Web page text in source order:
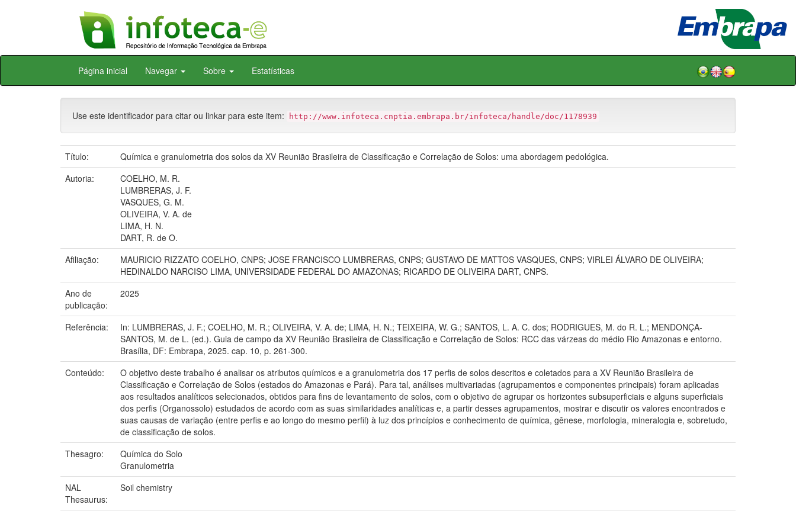
Skip
Página inicial Navegar Sobre Estatísticas
Use este identificador para citar ou linkar para este item: http://www.infoteca.cnptia.embrapa.br/infoteca/handle/doc/1178939
Título:
Química e granulometria dos solos da XV Reunião Brasileira de Classificação e Correlação de Solos: uma abordagem pedológica.
Autoria:
COELHO, M. R.
LUMBRERAS, J. F.
VASQUES, G. M.
OLIVEIRA, V. A. de
LIMA, H. N.
DART, R. de O.
Afiliação:
MAURICIO RIZZATO COELHO, CNPS; JOSE FRANCISCO LUMBRERAS, CNPS; GUSTAVO DE MATTOS VASQUES, CNPS; VIRLEI ÁLVARO DE OLIVEIRA;
HEDINALDO NARCISO LIMA, UNIVERSIDADE FEDERAL DO AMAZONAS; RICARDO DE OLIVEIRA DART, CNPS.
Ano de
publicação:
2025
Referência:
In: LUMBRERAS, J. F.; COELHO, M. R.; OLIVEIRA, V. A. de; LIMA, H. N.; TEIXEIRA, W. G.; SANTOS, L. A. C. dos; RODRIGUES, M. do R. L.; MENDONÇA-
SANTOS, M. de L. (ed.). Guia de campo da XV Reunião Brasileira de Classificação e Correlação de Solos: RCC das várzeas do médio Rio Amazonas e entorno.
Brasília, DF: Embrapa, 2025. cap. 10, p. 261-300.
Conteúdo:
O objetivo deste trabalho é analisar os atributos químicos e a granulometria dos 17 perfis de solos descritos e coletados para a XV Reunião Brasileira de
Classificação e Correlação de Solos (estados do Amazonas e Pará). Para tal, análises multivariadas (agrupamentos e componentes principais) foram aplicadas
aos resultados analíticos selecionados, obtidos para fins de levantamento de solos, com o objetivo de agrupar os horizontes subsuperficiais e alguns superficiais
dos perfis (Organossolo) estudados de acordo com as suas similaridades analíticas e, a partir desses agrupamentos, mostrar e discutir os valores encontrados e
suas causas de variação (entre perfis e ao longo do mesmo perfil) à luz dos princípios e conhecimento de química, gênese, morfologia, mineralogia e, sobretudo,
de classificação de solos.
Thesagro:
Química do Solo
Granulometria
NAL
Thesaurus:
Soil chemistry